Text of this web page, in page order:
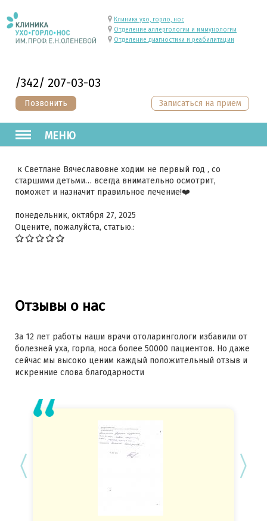
/342/ 207-03-03
Позвонить
Клиника ухо, горло, нос
Отделение аллергологии и иммунологии
Отделение диагностики и реабилитации
МЕНЮ
Записаться на прием
к Светлане Вячеславовне ходим не первый год , со
старшими детьми… всегда внимательно осмотрит,
поможет и назначит правильное лечение!❤️
понедельник, октября 27, 2025
Оцените, пожалуйста, статью.:
Отзывы о нас
За 12 лет работы наши врачи отоларингологи избавили от
болезней уха, горла, носа более 50000 пациентов. Но даже
сейчас мы высоко ценим каждый положительный отзыв и
искренние слова благодарности